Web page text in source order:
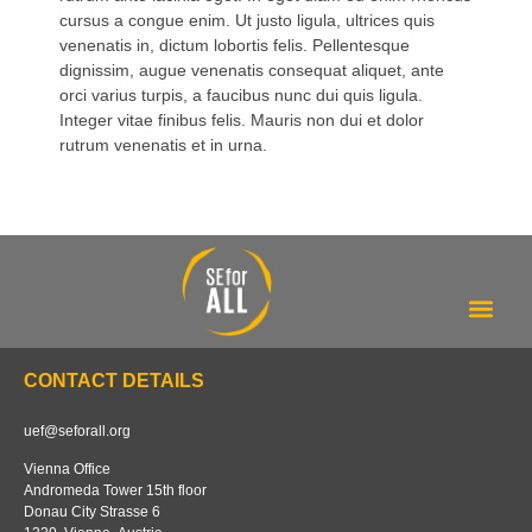
cursus a congue enim. Ut justo ligula, ultrices quis
venenatis in, dictum lobortis felis. Pellentesque
dignissim, augue venenatis consequat aliquet, ante
orci varius turpis, a faucibus nunc dui quis ligula.
Integer vitae finibus felis. Mauris non dui et dolor
rutrum venenatis et in urna.
CONTACT DETAILS
uef@seforall.org
Vienna Office
Andromeda Tower 15th floor
Donau City Strasse 6